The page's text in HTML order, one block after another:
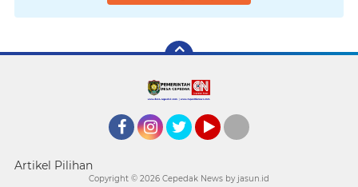
Artikel Pilihan
Copyright © 2026 Cepedak News by jasun.id